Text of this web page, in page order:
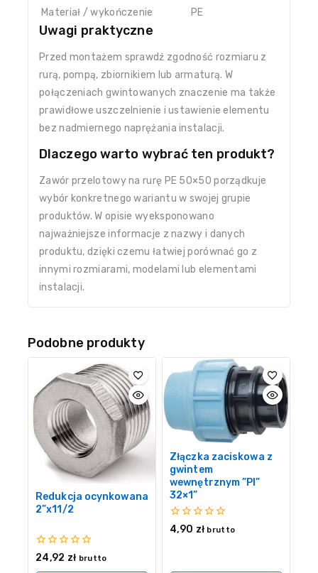
Materiał / wykończenie PE
Uwagi praktyczne
Przed montażem sprawdź zgodność rozmiaru z
rurą, pompą, zbiornikiem lub armaturą. W
połączeniach gwintowanych znaczenie ma także
prawidłowe uszczelnienie i ustawienie elementu
bez nadmiernego naprężania instalacji.
Dlaczego warto wybrać ten produkt?
Zawór przelotowy na rurę PE 50×50 porządkuje
wybór konkretnego wariantu w swojej grupie
produktów. W opisie wyeksponowano
najważniejsze informacje z nazwy i danych
produktu, dzięki czemu łatwiej porównać go z
innymi rozmiarami, modelami lub elementami
instalacji.
Podobne produkty
Redukcja ocynkowana
2”x11/2
0
24,92 zł brutto
Złączka zaciskowa z
gwintem
wewnętrznym ”PI”
32×1”
0
4,90 zł brutto